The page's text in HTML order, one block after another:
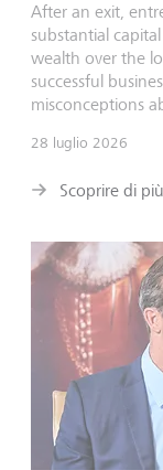
After an exit,
substantial
wealth over the
successful
misconceptions
28 luglio 2026
Scoprire di più